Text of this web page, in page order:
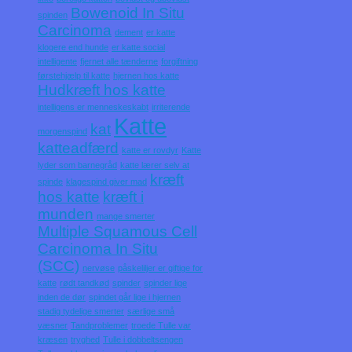
spinden Bowenoid In Situ
Carcinoma dement er katte
klogere end hunde er katte social
intelligente fjernet alle tænderne forgiftning
førstehjælp til katte hjernen hos katte
Hudkræft hos katte
intelligens er menneskeskabt irriterende
morgenspind kat Katte
katteadfærd katte er rovdyr Katte
lyder som barnegråd katte lærer selv at
spinde klagespind giver mad kræft
hos katte kræft i
munden mange smerter
Multiple Squamous Cell
Carcinoma In Situ
(SCC) nervøse påskeliljer er giftige for
katte rødt tandkød spinder spinder lige
inden de dør spindet går lige i hjernen
stadig tydelige smerter særlige små
væsner Tandproblemer troede Tulle var
kræsen tryghed Tulle i dobbeltsengen